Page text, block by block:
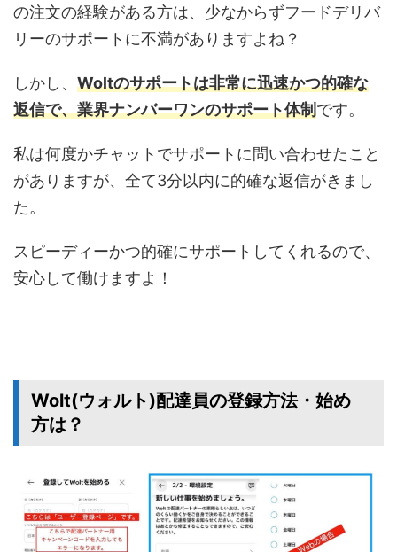
の注文の経験がある方は、少なからずフードデリバ
リーのサポートに不満がありますよね？
しかし、 Woltのサポートは非常に迅速かつ的確な
返信で、業界ナンバーワンのサポート体制です。
私は何度かチャットでサポートに問い合わせたこと
がありますが、全て3分以内に的確な返信がきまし
た。
スピーディーかつ的確にサポートしてくれるので、
安心して働けますよ！
Wolt(ウォルト)配達員の登録方法・始め
方は？